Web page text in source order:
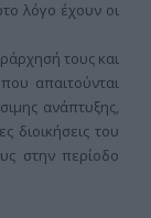
λόγο έχουν οι
τους και
απαιτούνται
ανάπτυξης,
διοικήσεις του
στην περίοδο